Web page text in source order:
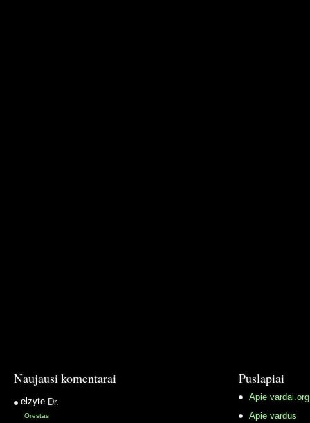
Naujausi komentarai
elzyte Dr.
Orestas
Puslapiai
Apie vardai.org
Apie vardus